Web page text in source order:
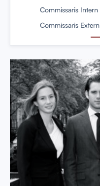
Commissaris Intern
Commissaris Extern